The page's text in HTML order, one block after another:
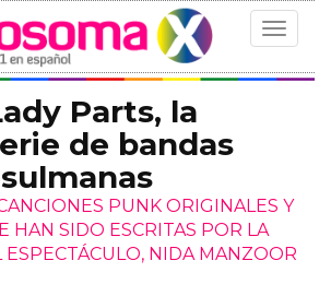
Toggle
Parts, la
de bandas
PUNK ORIGINALES Y
HAN SIDO ESCRITAS POR LA
ESPECTÁCULO, NIDA MANZOOR